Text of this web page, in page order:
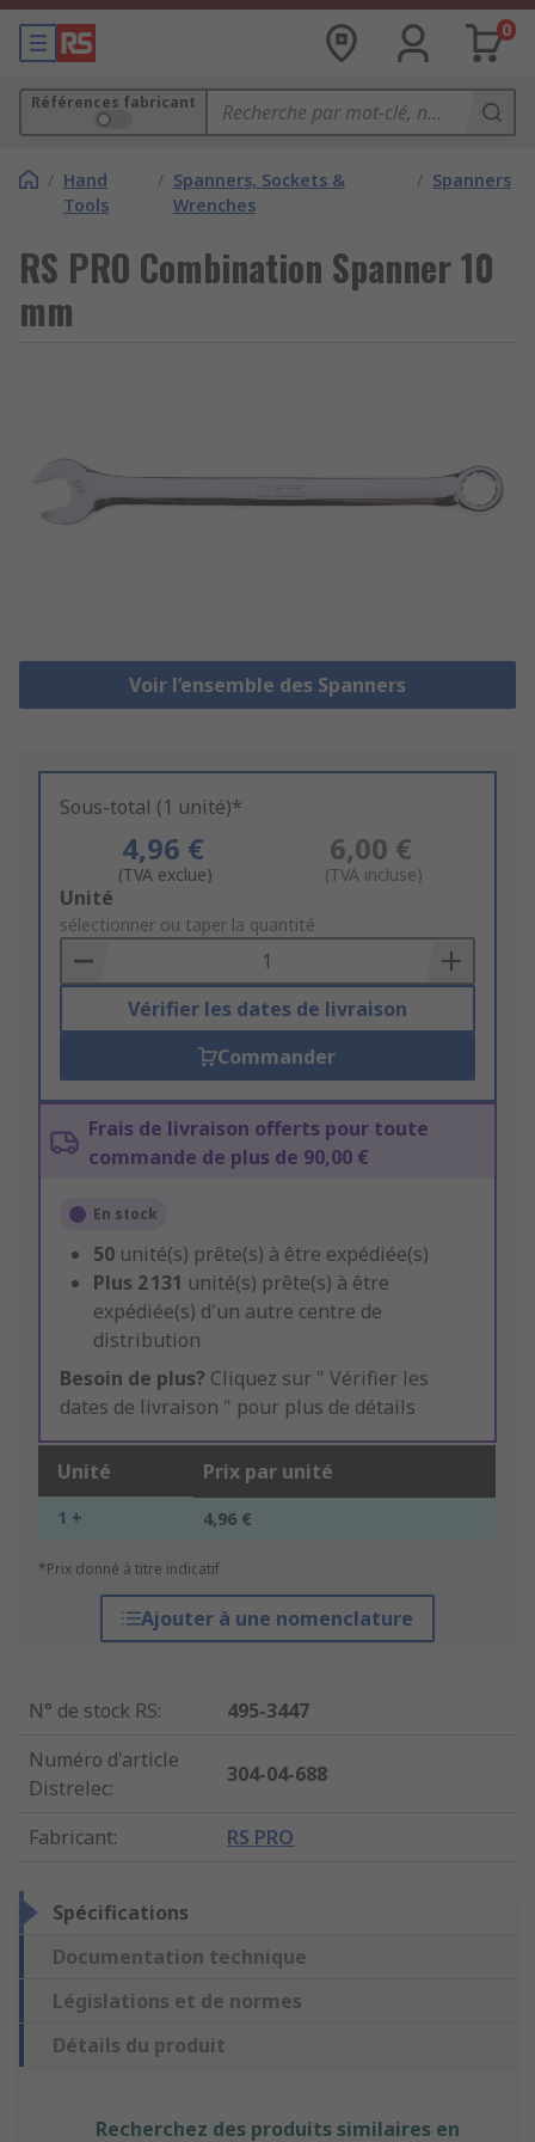
0
Références fabricant
/ Hand
Tools
/ Spanners, Sockets &
Wrenches
/ Spanners
RS PRO Combination Spanner 10
mm
Voir l’ensemble des Spanners
Sous-total (1 unité)*
4,96 €
(TVA exclue)
6,00 €
(TVA incluse)
Add
to
Basket
Unité
sélectionner ou taper la quantité
Vérifier les dates de livraison
Commander
Frais de livraison offerts pour toute
commande de plus de 90,00 €
En stock
50 unité(s) prête(s) à être expédiée(s)
Plus 2 131 unité(s) prête(s) à être
expédiée(s) d'un autre centre de
distribution
Besoin de plus? Cliquez sur " Vérifier les
dates de livraison " pour plus de détails
Unité Prix par unité
1 + 4,96 €
*Prix donné à titre indicatif
Ajouter à une nomenclature
N° de stock RS:
495-3447
Numéro d'article
Distrelec:
304-04-688
Fabricant: RS PRO
Spécifications
Documentation technique
Législations et de normes
Détails du produit
Recherchez des produits similaires en